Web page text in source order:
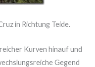
in Richtung Teide.
Kurven hinauf und
Gegend